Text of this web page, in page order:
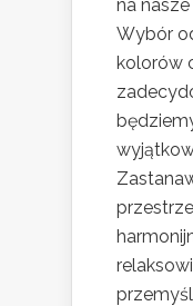
na
Wybór
kolorów